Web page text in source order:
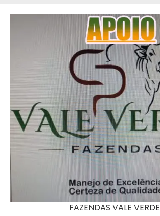
FAZENDAS VALE VERDE